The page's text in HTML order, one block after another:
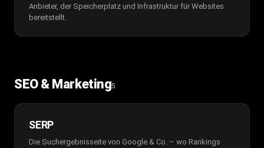
Anbieter, der Speicherplatz und Infrastruktur für Websites
bereitstellt.
SEO & Marketing5
SERP
Die Suchergebnisseite von Google & Co. – wo Rankings